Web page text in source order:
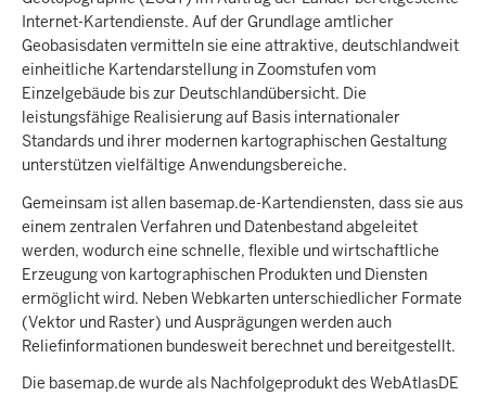
Internet-Kartendienste. Auf der Grundlage amtlicher
Geobasisdaten vermitteln sie eine attraktive, deutschlandweit
einheitliche Kartendarstellung in Zoomstufen vom
Einzelgebäude bis zur Deutschlandübersicht. Die
leistungsfähige Realisierung auf Basis internationaler
Standards und ihrer modernen kartographischen Gestaltung
unterstützen vielfältige Anwendungsbereiche.
Gemeinsam ist allen basemap.de-Kartendiensten, dass sie aus
einem zentralen Verfahren und Datenbestand abgeleitet
werden, wodurch eine schnelle, flexible und wirtschaftliche
Erzeugung von kartographischen Produkten und Diensten
ermöglicht wird. Neben Webkarten unterschiedlicher Formate
(Vektor und Raster) und Ausprägungen werden auch
Reliefinformationen bundesweit berechnet und bereitgestellt.
Die basemap.de wurde als Nachfolgeprodukt des WebAtlasDE